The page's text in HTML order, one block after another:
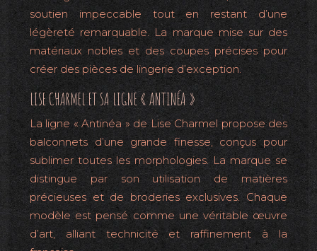
soutien impeccable tout en restant d’une
légèreté remarquable. La marque mise sur des
matériaux nobles et des coupes précises pour
créer des pièces de lingerie d’exception.
LISE CHARMEL ET SA LIGNE « ANTINÉA »
La ligne « Antinéa » de Lise Charmel propose des
balconnets d’une grande finesse, conçus pour
sublimer toutes les morphologies. La marque se
distingue par son utilisation de matières
précieuses et de broderies exclusives. Chaque
modèle est pensé comme une véritable œuvre
d’art, alliant technicité et raffinement à la